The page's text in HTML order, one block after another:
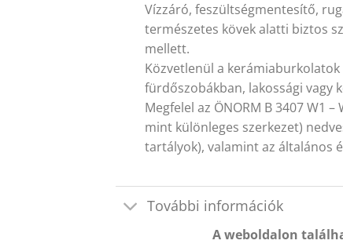
Vízzáró, feszültségmentesítő,
természetes kövek alatti biztos
mellett.
Közvetlenül a
fürdőszobákban, lakossági vagy
Megfelel az ÖNORM B 3407 W1
mint különleges szerkezet)
tartályok), valamint az általános
További információk
A weboldalon